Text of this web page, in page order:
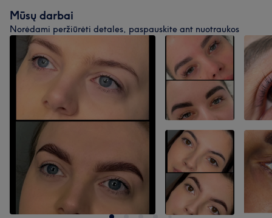
Mūsų darbai
Norėdami peržiūrėti detales, paspauskite ant nuotraukos